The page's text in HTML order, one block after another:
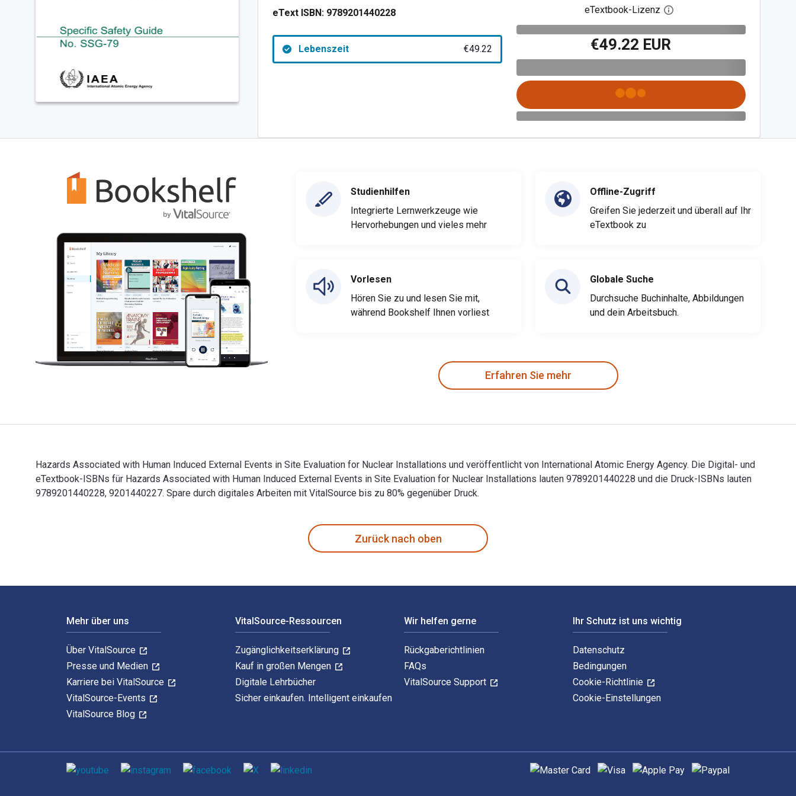
eText ISBN: 9789201440228
Lebenszeit €49.22
eTextbook-Lizenz Digitalen Lizenzdialog öffnen
€49.22 EUR
Studienhilfen
Integrierte Lernwerkzeuge wie
Hervorhebungen und vieles mehr
Vorlesen
Hören Sie zu und lesen Sie mit,
während Bookshelf Ihnen vorliest
Offline-Zugriff
Greifen Sie jederzeit und überall auf Ihr
eTextbook zu
Globale Suche
Durchsuche Buchinhalte, Abbildungen
und dein Arbeitsbuch.
Erfahren Sie mehr
Hazards Associated with Human Induced External Events in Site Evaluation for Nuclear Installations und veröffentlicht von International Atomic Energy Agency. Die Digital- und
eTextbook-ISBNs für Hazards Associated with Human Induced External Events in Site Evaluation for Nuclear Installations lauten 9789201440228 und die Druck-ISBNs lauten
9789201440228, 9201440227. Spare durch digitales Arbeiten mit VitalSource bis zu 80% gegenüber Druck.
Zurück nach oben
Mehr über uns
Über VitalSource
Presse und Medien
Karriere bei VitalSource
VitalSource-Events
VitalSource Blog
VitalSource-Ressourcen
Zugänglichkeitserklärung
Kauf in großen Mengen
Digitale Lehrbücher
Sicher einkaufen. Intelligent einkaufen
Wir helfen gerne
Rückgaberichtlinien
FAQs
VitalSource Support
Ihr Schutz ist uns wichtig
Datenschutz
Bedingungen
Cookie-Richtlinie
Cookie-Einstellungen
Sozialen Medien Unterstützte Zahlungsmethoden